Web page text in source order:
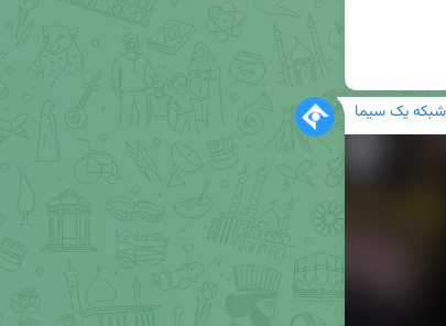
شبکه یک سیما